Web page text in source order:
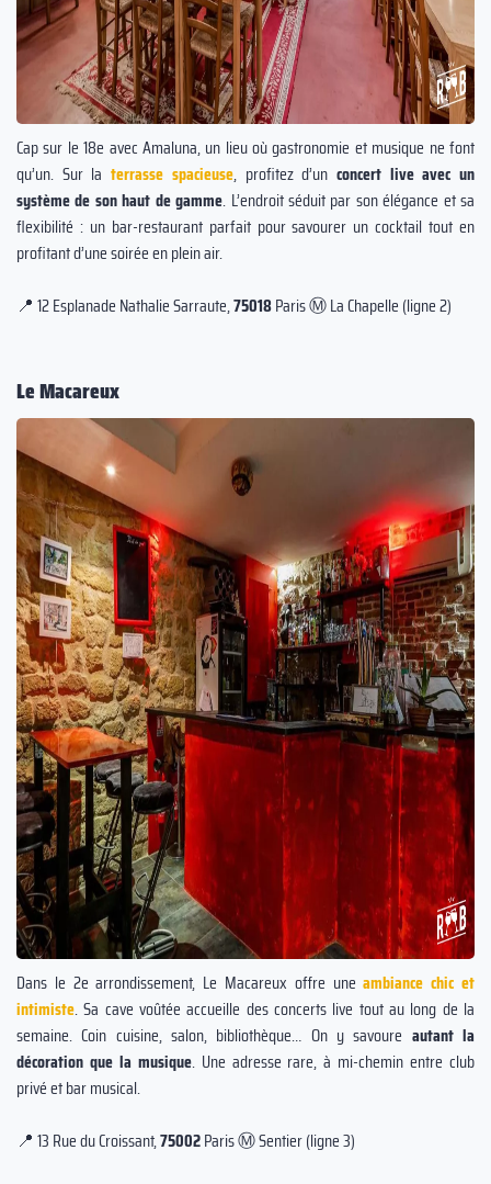
Cap sur le 18e avec Amaluna, un lieu où gastronomie et musique ne font
qu’un. Sur laterrasse spacieuse, profitez d’un concert live avec un
système de son haut de gamme. L’endroit séduit par son élégance et sa
flexibilité : un bar-restaurant parfait pour savourer un cocktail tout en
profitant d’une soirée en plein air.
📍 12 Esplanade Nathalie Sarraute,75018Paris Ⓜ️ La Chapelle (ligne 2)
Le Macareux
Dans le 2e arrondissement, Le Macareux offre uneambiance chic et
intimiste. Sa cave voûtée accueille des concerts live tout au long de la
semaine. Coin cuisine, salon, bibliothèque… On y savoure autant la
décoration que la musique. Une adresse rare, à mi-chemin entre club
privé et bar musical.
📍 13 Rue du Croissant,75002Paris Ⓜ️ Sentier (ligne 3)